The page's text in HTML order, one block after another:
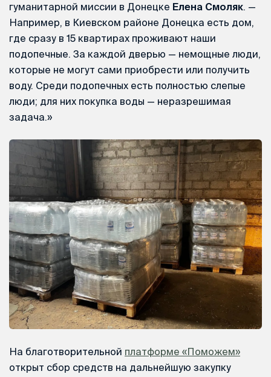
гуманитарной миссии в Донецке Елена Смоляк. —
Например, в Киевском районе Донецка есть дом,
где сразу в 15 квартирах проживают наши
подопечные. За каждой дверью — немощные люди,
которые не могут сами приобрести или получить
воду. Среди подопечных есть полностью слепые
люди; для них покупка воды — неразрешимая
задача.»
На благотворительной платформе «Поможем»
открыт сбор средств на дальнейшую закупку